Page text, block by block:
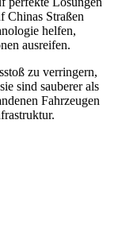
Straßen
helfen,
ausreifen.
zu verringern,
sind sauberer als
Fahrzeugen